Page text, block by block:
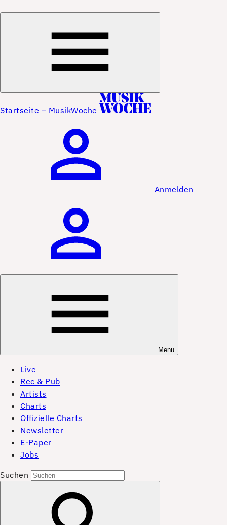
Startseite – MusikWoche
Anmelden
Menu
Live
Rec & Pub
Artists
Charts
Offizielle Charts
Newsletter
E-Paper
Jobs
Suchen